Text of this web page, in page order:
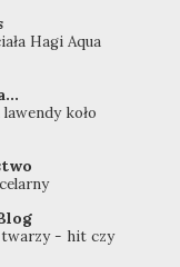
Hagi Aqua
koło
- hit czy